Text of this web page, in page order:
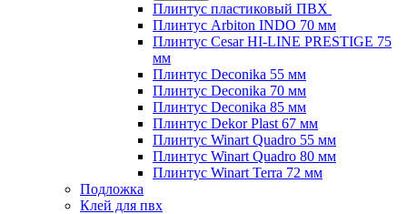
Плинтус пластиковый ПВХ
Плинтус Arbiton INDO 70 мм
Плинтус Cesar HI-LINE PRESTIGE 75
мм
Плинтус Deconika 55 мм
Плинтус Deconika 70 мм
Плинтус Deconika 85 мм
Плинтус Dekor Plast 67 мм
Плинтус Winart Quadro 55 мм
Плинтус Winart Quadro 80 мм
Плинтус Winart Terra 72 мм
Подложка
Клей для пвх